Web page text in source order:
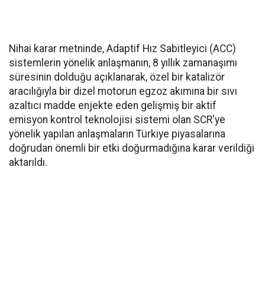
Nihai karar metninde, Adaptif Hız Sabitleyici (ACC)
sistemlerin yönelik anlaşmanın, 8 yıllık zamanaşımı
süresinin dolduğu açıklanarak, özel bir katalizör
aracılığıyla bir dizel motorun egzoz akımına bir sıvı
azaltıcı madde enjekte eden gelişmiş bir aktif
emisyon kontrol teknolojisi sistemi olan SCR'ye
yönelik yapılan anlaşmaların Türkiye piyasalarına
doğrudan önemli bir etki doğurmadığına karar verildiği
aktarıldı.